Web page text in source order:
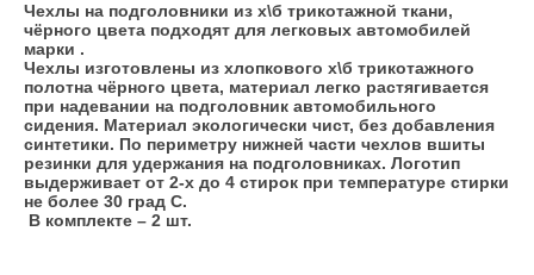
Чехлы на подголовники из х\б трикотажной ткани,
чёрного цвета подходят для легковых автомобилей
марки .
Чехлы изготовлены из хлопкового х\б трикотажного
полотна чёрного цвета, материал легко растягивается
при надевании на подголовник автомобильного
сидения. Материал экологически чист, без добавления
синтетики. По периметру нижней части чехлов вшиты
резинки для удержания на подголовниках. Логотип
выдерживает от 2-х до 4 стирок при температуре стирки
не более 30 град С.
В комплекте – 2 шт.